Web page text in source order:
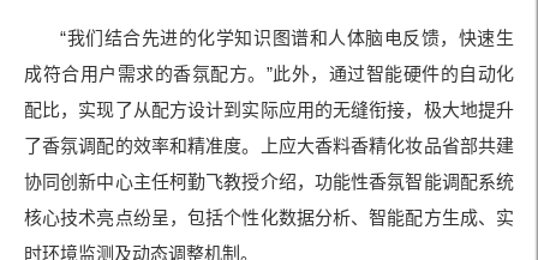
“我们结合先进的化学知识图谱和人体脑电反馈，快速生
成符合用户需求的香氛配方。”此外，通过智能硬件的自动化
配比，实现了从配方设计到实际应用的无缝衔接，极大地提升
了香氛调配的效率和精准度。上应大香料香精化妆品省部共建
协同创新中心主任柯勤飞教授介绍，功能性香氛智能调配系统
核心技术亮点纷呈，包括个性化数据分析、智能配方生成、实
时环境监测及动态调整机制。